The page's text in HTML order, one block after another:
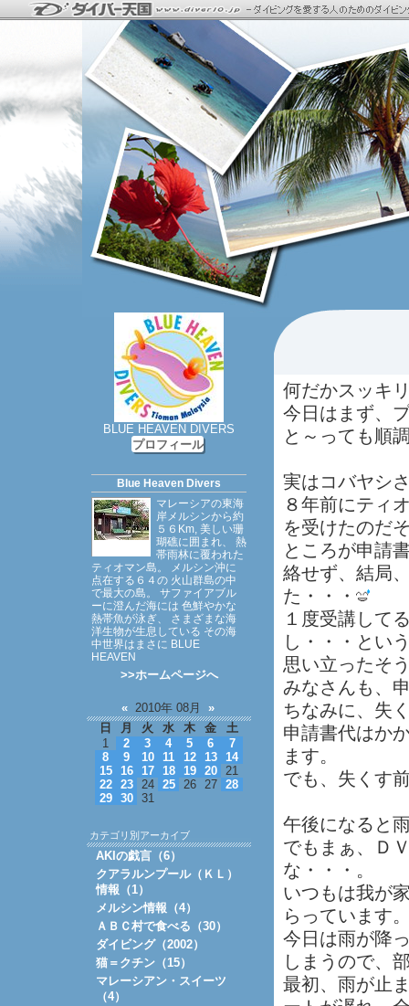
何だかスッキ
今日はまず、
と～っても順
実はコバヤシ
８年前にティ
を受けたのだ
ところが申請
絡せず、結局
た・・・
１度受講して
し・・・とい
思い立ったそ
みなさんも、
ちなみに、失
申請書代はか
ます。
でも、失くす
午後になると
でもまぁ、Ｄ
な・・・。
いつもは我が
らっています
今日は雨が降
しまうので、
最初、雨が止
BLUE HEAVEN DIVERS
プロフィール
Blue Heaven Divers
マレーシアの東海
岸メルシンから約
５６Km, 美しい珊
瑚礁に囲まれ、 熱
帯雨林に覆われた
ティオマン島。 メルシン沖に
点在する６４の 火山群島の中
で最大の島。 サファイアブル
ーに澄んだ海には 色鮮やかな
熱帯魚が泳ぎ、 さまざまな海
洋生物が生息している その海
中世界はまさに BLUE
HEAVEN
>>ホームページへ
« 2010年 08月 »
日
月 火 水 木 金
土
1
2 3 4 5 6
7
8
9 10 11 12 13
14
15
16 17 18 19 20
21
22
23 24 25 26 27
28
29
30 31
カテゴリ別アーカイブ
AKIの戯言（6）
クアラルンプール（ＫＬ）
情報（1）
メルシン情報（4）
ＡＢＣ村で食べる（30）
ダイビング（2002）
猫＝クチン（15）
マレーシアン・スイーツ
（4）